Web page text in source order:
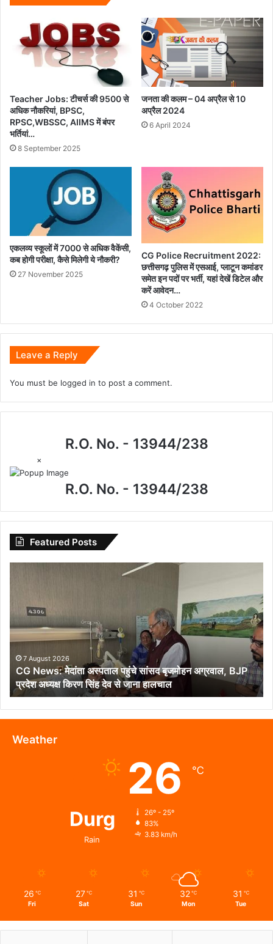
Teacher Jobs: टीचर्स की 9500 से
अधिक नौकरियां, BPSC,
RPSC,WBSSC, AIIMS में बंपर
भर्तियां…
8 September 2025
जनता की कलम – 04 अप्रैल से 10
अप्रैल 2024
6 April 2024
एकलव्‍य स्‍कूलों में 7000 से अधिक वैकेंसी,
कब होगी परीक्षा, कैसे मिलेगी ये नौकरी?
27 November 2025
CG Police Recruitment 2022:
छत्तीसगढ़ पुलिस में एसआई, प्लाटून कमांडर
समेत इन पदों पर भर्ती, यहां देखें डिटेल और
करें आवेदन…
4 October 2022
Leave a Reply
You must be logged in to post a comment.
R.O. No. - 13944/238
×
R.O. No. - 13944/238
Featured Posts
अस्पताल
पहुंचे
सांसद
बृजमोहन
अग्रवाल,
BJP
प्रदेश
अध्यक्ष
किरण
सिंह
देव
7 August 2026
CG News: मेदांता अस्पताल पहुंचे सांसद बृजमोहन अग्रवाल, BJP
प्रदेश अध्यक्ष किरण सिंह देव से जाना हालचाल
Weather
Durg
Rain
26 ℃
26º - 25º
83%
3.83 km/h
26 ℃
Fri
27 ℃
Sat
31 ℃
Sun
32 ℃
Mon
31 ℃
Tue